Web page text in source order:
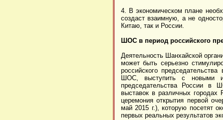
4. В экономическом плане
создаст взаимную, а не
Китаю, так и России.
ШОС в период российского
Деятельность Шанхайской
может быть серьезно
российского
ШОС, выступить с новыми
председательства России в
выставок в различных
церемония открытия первой
май 2015 г.), которую посетят
первых реальных результатов